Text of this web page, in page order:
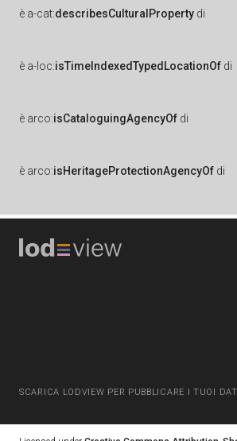
è a-cat:describesCulturalProperty di
è a-loc:isTimeIndexedTypedLocationOf di
è arco:isCataloguingAgencyOf di
è arco:isHeritageProtectionAgencyOf di
SCARICA LODVIEW PER PUBBLICARE I TUOI